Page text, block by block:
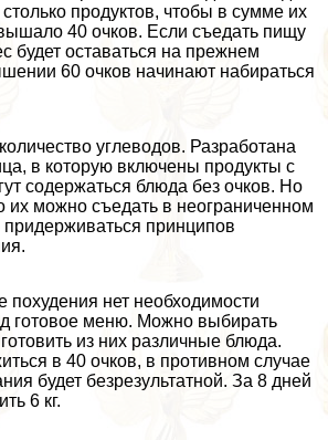
продуктов, чтобы в сумме их
40 очков. Если съедать пищу
будет оставаться на прежнем
60 очков начинают набираться
углеводов. Разработана
в которую включены продукты с
содержаться блюда без очков. Но
их можно съедать в неограниченном
принципов
похудения нет необходимости
готовое меню. Можно выбирать
из них различные блюда.
в 40 очков, в противном случае
будет безрезультатной. За 8 дней
6 кг.